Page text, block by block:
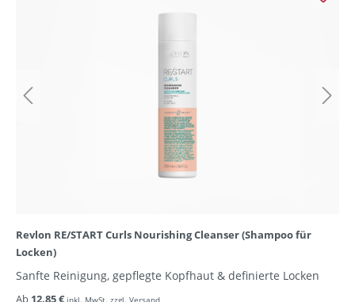
Revlon RE/START Curls Nourishing Cleanser (Shampoo für
Locken)
Sanfte Reinigung, gepflegte Kopfhaut & definierte Locken
Ab 12,85 € inkl. MwSt. zzgl. Versand